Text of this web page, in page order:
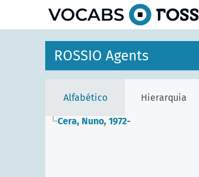
ROSSIO Agents
Alfabético Hierarquia
Cera, Nuno, 1972-